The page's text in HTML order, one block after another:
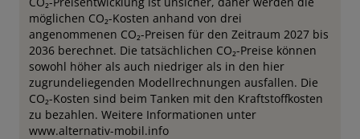
möglichen CO₂-Kosten anhand von drei
angenommenen CO₂-Preisen für den Zeitraum 2027 bis
2036 berechnet. Die tatsächlichen CO₂-Preise können
sowohl höher als auch niedriger als in den hier
zugrundeliegenden Modellrechnungen ausfallen. Die
CO₂-Kosten sind beim Tanken mit den Kraftstoffkosten
zu bezahlen. Weitere Informationen unter
www.alternativ-mobil.info